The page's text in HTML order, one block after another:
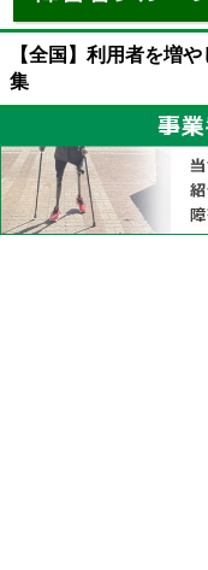
【全国】利用者を増
集